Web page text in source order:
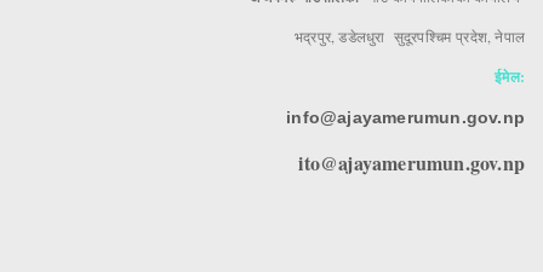
भद्रपुर, डडेलधुरा सुदूरपश्चिम प्रदेश, नेपाल
ईमेल:
info@ajayamerumun.gov.np
ito@ajayamerumun.gov.np